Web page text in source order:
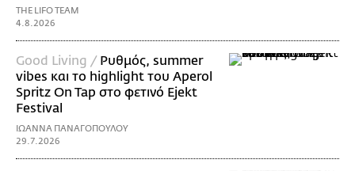
THE LIFO TEAM
4.8.2026
Good Living / Ρυθμός, summer
vibes και το highlight του Aperol
Spritz On Tap στο φετινό Ejekt
Festival
ΙΩΑΝΝΑ ΠΑΝΑΓΟΠΟΥΛΟΥ
29.7.2026